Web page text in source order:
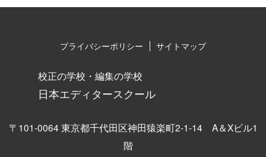
校正の学校・編集の学校
日本エディタースクール
〒101-0064 東京都千代田区神田猿楽町2-1-14 A＆Xビル1
階
プライバシーポリシー サイトマップ